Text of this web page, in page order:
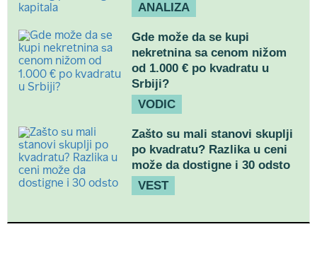
ANALIZA
Gde može da se kupi
nekretnina sa cenom nižom
od 1.000 € po kvadratu u
Srbiji?
VODIC
Zašto su mali stanovi skuplji
po kvadratu? Razlika u ceni
može da dostigne i 30 odsto
VEST